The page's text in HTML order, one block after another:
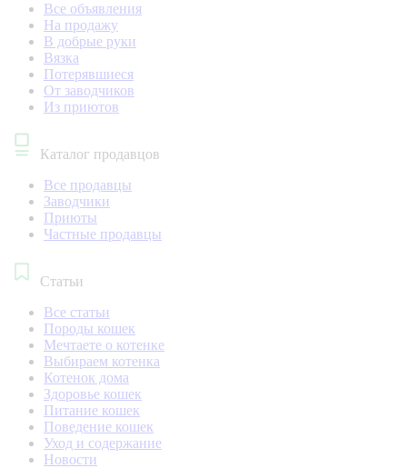
Все объявления
На продажу
В добрые руки
Вязка
Потерявшиеся
От заводчиков
Из приютов
Каталог продавцов
Все продавцы
Заводчики
Приюты
Частные продавцы
Статьи
Все статьи
Породы кошек
Мечтаете о котенке
Выбираем котенка
Котенок дома
Здоровье кошек
Питание кошек
Поведение кошек
Уход и содержание
Новости